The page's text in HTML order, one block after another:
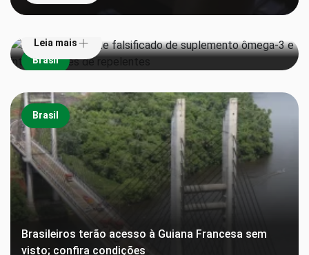
Brasil
ômega-3 e interdita lotes de repelentes
Leia mais
Brasil
Brasileiros terão acesso à Guiana Francesa sem
visto; confira condições